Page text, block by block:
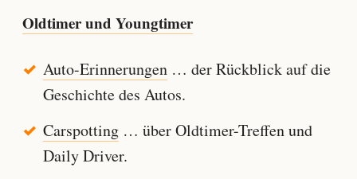
Oldtimer und Youngtimer
Auto-Erinnerungen… der Rückblick auf die
Geschichte des Autos.
Carspotting… über Oldtimer-Treffen und
Daily Driver.